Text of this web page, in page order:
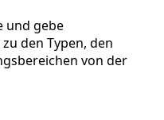
und gebe
den Typen, den
von der